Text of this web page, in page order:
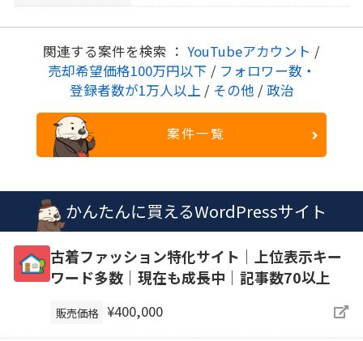
関連する案件を検索 ： YouTubeアカウント /
売却希望価格100万円以下 / フォロワー数・
登録者数が1万人以上 / その他 / 政治
案件一覧
かんたんに買えるWordPressサイト
古着ファッション特化サイト│上位表示キー
ワード多数│現在も成長中│記事数70以上
販売価格 ¥400,000